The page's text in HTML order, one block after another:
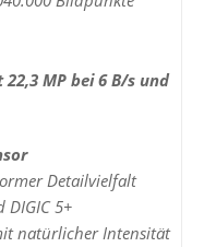
MP bei 6 B/s und
Detailvielfalt
DIGIC 5+
natürlicher Intensität